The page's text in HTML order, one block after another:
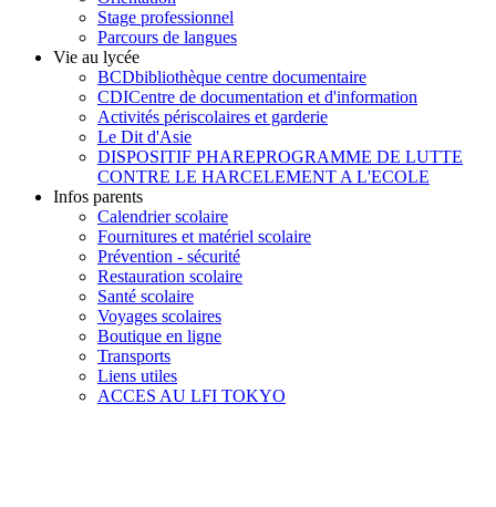
Stage professionnel
Parcours de langues
Vie au lycée
BCDbibliothèque centre documentaire
CDICentre de documentation et d'information
Activités périscolaires et garderie
Le Dit d'Asie
DISPOSITIF PHAREPROGRAMME DE LUTTE
CONTRE LE HARCELEMENT A L'ECOLE
Infos parents
Calendrier scolaire
Fournitures et matériel scolaire
Prévention - sécurité
Restauration scolaire
Santé scolaire
Voyages scolaires
Boutique en ligne
Transports
Liens utiles
ACCES AU LFI TOKYO